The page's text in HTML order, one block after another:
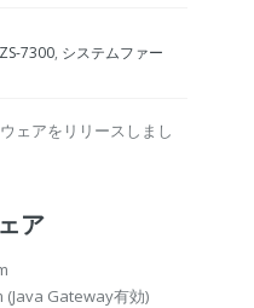
ZS-7300, システムファー
ェアをリリースしまし
ア
(Java Gateway有効)